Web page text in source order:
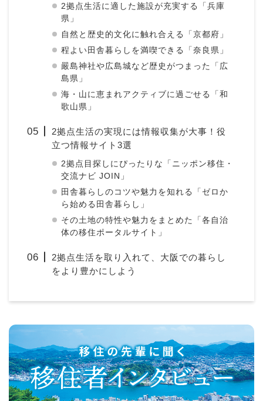
2拠点生活に適した施設が充実する「兵庫
県」
自然と歴史的文化に触れ合える「京都府」
程よい田舎暮らしを満喫できる「奈良県」
嚴島神社や広島城など歴史がつまった「広
島県」
海・山に恵まれアクティブに過ごせる「和
歌山県」
2拠点生活の実現には情報収集が大事！役
立つ情報サイト3選
2拠点目探しにぴったりな「ニッポン移住・
交流ナビ JOIN」
田舎暮らしのコツや魅力を知れる「ゼロか
ら始める田舎暮らし」
その土地の特性や魅力をまとめた「各自治
体の移住ポータルサイト」
2拠点生活を取り入れて、大阪での暮らし
をより豊かにしよう